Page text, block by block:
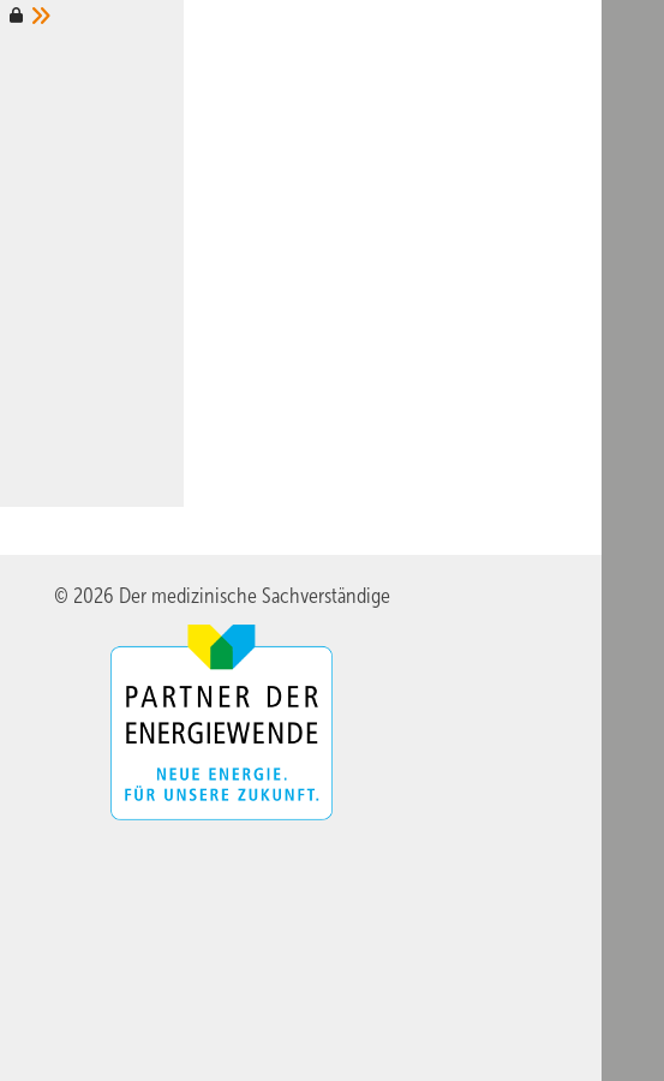
© 2026 Der medizinische Sachverständige